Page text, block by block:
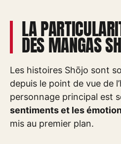
LA
DES MANGAS
Les histoires Shōjo sont
depuis le point de vue de
personnage principal est
sentiments et les
mis au premier plan.